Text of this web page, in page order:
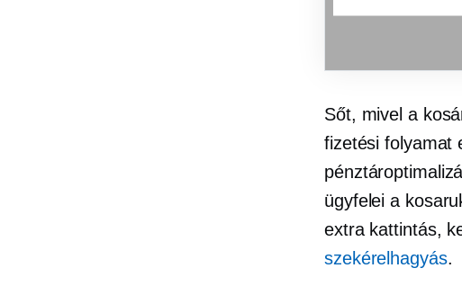
Sőt, mivel a
fizetési folyamat
ügyfelei a
extra kattintás,
szekérelhagyás.